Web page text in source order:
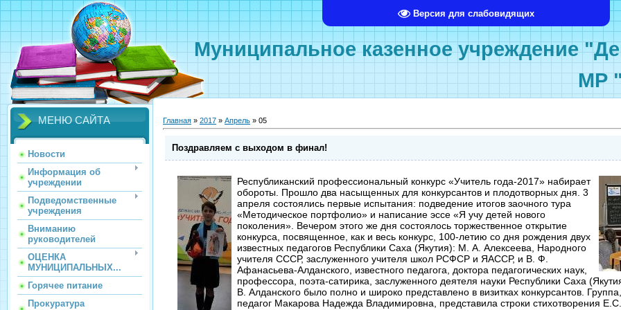
Версия для слабовидящих
Муниципальное казенное учреждение
МР
МЕНЮ САЙТА
Новости
Информация об
учреждении
Подведомственные
учреждения
Вниманию
руководителей
ОЦЕНКА
МУНИЦИПАЛЬНЫХ...
Горячее питание
Прокуратура
Главная » 2017 » Апрель » 05
Поздравляем с выходом в финал!
Республиканский профессиональный конкурс «Учитель года-2017» набирает
обороты. Прошло два насыщенных для конкурсантов и плодотворных дня. 3
апреля состоялись первые испытания: подведение итогов заочного тура
«Методическое портфолио» и написание эссе «Я учу детей нового
поколения». Вечером этого же дня состоялось торжественное открытие
конкурса, посвященное, как и весь конкурс, 100-летию со дня рождения двух
известных педагогов Республики Саха (Якутия): М. А. Алексеева, Народного
учителя СССР, заслуженного учителя школ РСФСР и ЯАССР, и В. Ф.
Афанасьева-Алданского, известного педагога, доктора педагогических наук,
профессора, поэта-сатирика, заслуженного деятеля науки Республики Саха
В. Алданского было полно и широко представлено в визитках конкурсантов.
педагог Макарова Надежда Владимировна, представила строки стихотворения